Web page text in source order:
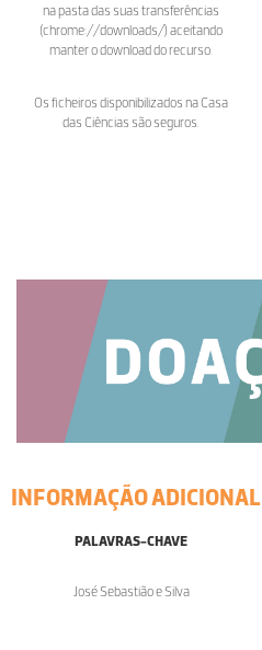
na pasta das suas transferências
(chrome://downloads/) aceitando
manter o download do recurso.
Os ficheiros disponibilizados na Casa
das Ciências são seguros.
INFORMAÇÃO ADICIONAL
PALAVRAS-CHAVE
José Sebastião e Silva